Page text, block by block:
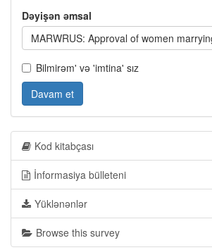
Dəyişən əmsal
Bilmirəm' və 'imtina' sız
Davam et
Kod kitabçası
İnformasiya bülleteni
Yüklənənlər
Browse this survey